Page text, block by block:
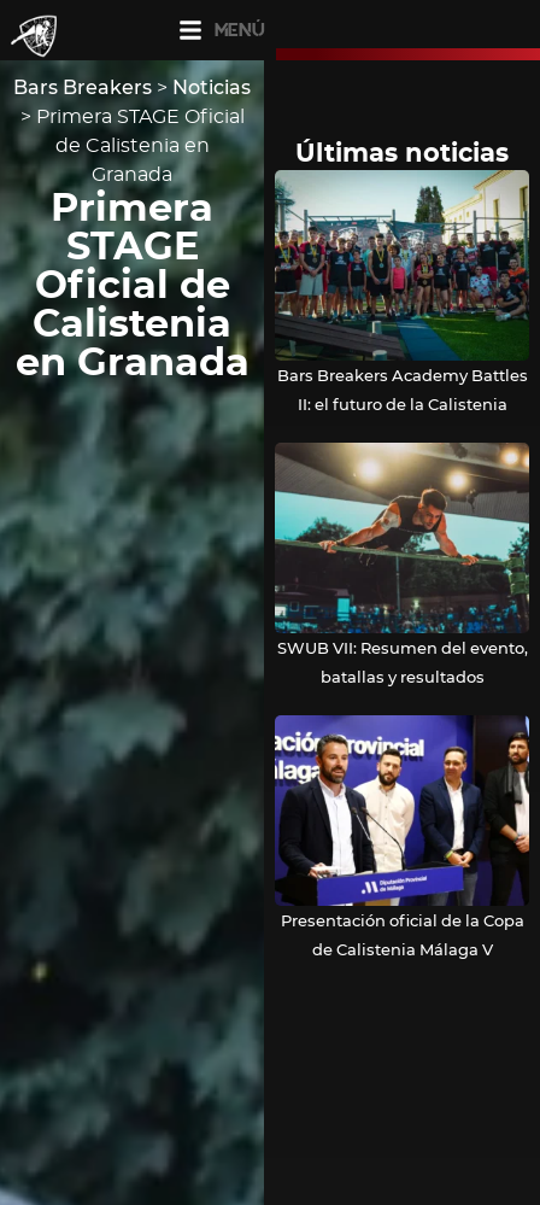
MENÚ
Bars Breakers > Noticias
> Primera STAGE Oficial
de Calistenia en
Granada
Primera
STAGE
Oficial de
Calistenia
en Granada
Últimas noticias
Bars Breakers Academy Battles
II: el futuro de la Calistenia
SWUB VII: Resumen del evento,
batallas y resultados
Presentación oficial de la Copa
de Calistenia Málaga V